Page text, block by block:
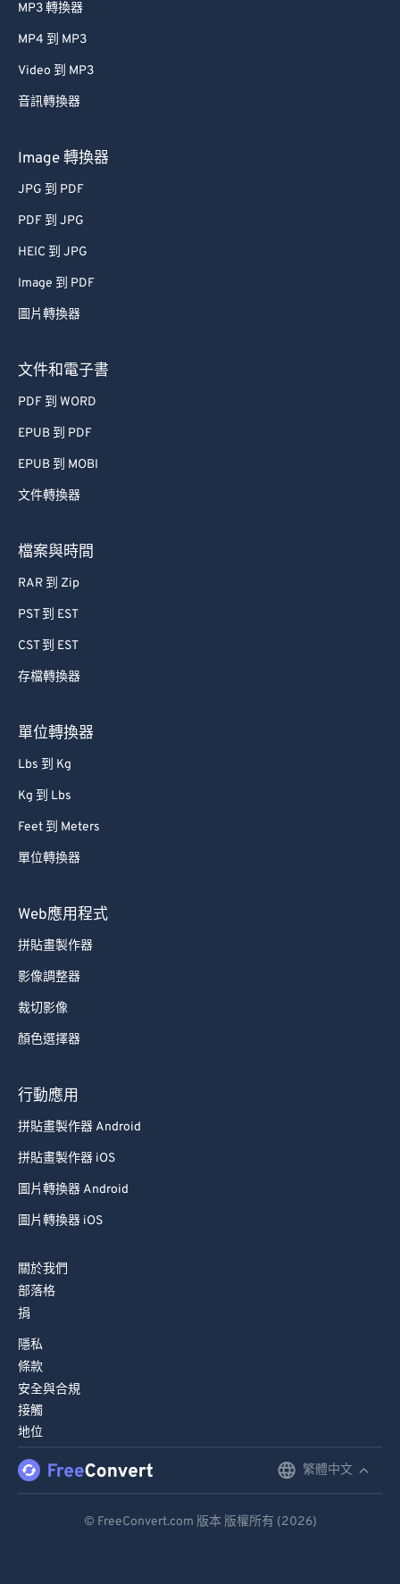
MP3 轉換器
MP4 到 MP3
Video 到 MP3
音訊轉換器
Image 轉換器
JPG 到 PDF
PDF 到 JPG
HEIC 到 JPG
Image 到 PDF
圖片轉換器
文件和電子書
PDF 到 WORD
EPUB 到 PDF
EPUB 到 MOBI
文件轉換器
檔案與時間
RAR 到 Zip
PST 到 EST
CST 到 EST
存檔轉換器
單位轉換器
Lbs 到 Kg
Kg 到 Lbs
Feet 到 Meters
單位轉換器
Web應用程式
拼貼畫製作器
影像調整器
裁切影像
顏色選擇器
行動應用
拼貼畫製作器 Android
拼貼畫製作器 iOS
圖片轉換器 Android
圖片轉換器 iOS
關於我們
部落格
捐
隱私
條款
安全與合規
接觸
地位
繁體中文
© FreeConvert.com 版本 版權所有 (2026)